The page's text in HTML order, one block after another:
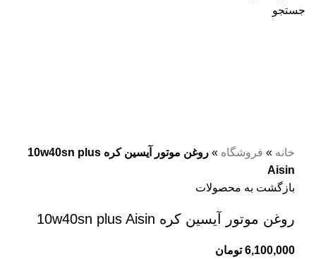
جستجو
خانه » فروشگاه »
روغن موتور آیسین کره 10w40sn plus
Aisin
بازگشت به محصولات
روغن موتور آیسین کره 10w40sn plus Aisin
6,100,000 تومان